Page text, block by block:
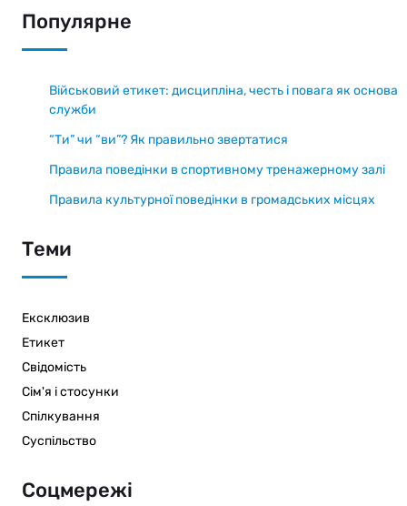
Популярне
Військовий етикет: дисципліна, честь і повага як основа
служби
“Ти” чи “ви”? Як правильно звертатися
Правила поведінки в спортивному тренажерному залі
Правила культурної поведінки в громадських місцях
Теми
Ексклюзив
Етикет
Свідомість
Сім'я і стосунки
Спілкування
Суспільство
Соцмережі